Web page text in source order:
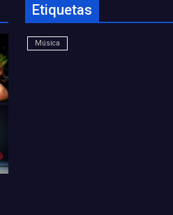
Etiquetas
Música